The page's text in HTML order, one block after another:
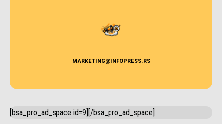
MARKETING@INFOPRESS.RS
[bsa_pro_ad_space id=9][/bsa_pro_ad_space]